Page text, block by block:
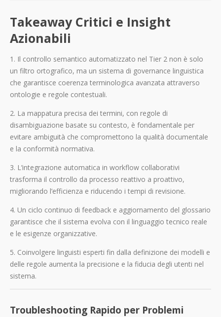
Takeaway Critici e Insight
Azionabili
1. Il controllo semantico automatizzato nel Tier 2 non è solo
un filtro ortografico, ma un sistema di governance linguistica
che garantisce coerenza terminologica avanzata attraverso
ontologie e regole contestuali.
2. La mappatura precisa dei termini, con regole di
disambiguazione basate su contesto, è fondamentale per
evitare ambiguità che compromettono la qualità documentale
e la conformità normativa.
3. L’integrazione automatica in workflow collaborativi
trasforma il controllo da processo reattivo a proattivo,
migliorando l’efficienza e riducendo i tempi di revisione.
4. Un ciclo continuo di feedback e aggiornamento del glossario
garantisce che il sistema evolva con il linguaggio tecnico reale
e le esigenze organizzative.
5. Coinvolgere linguisti esperti fin dalla definizione dei modelli e
delle regole aumenta la precisione e la fiducia degli utenti nel
sistema.
Troubleshooting Rapido per Problemi